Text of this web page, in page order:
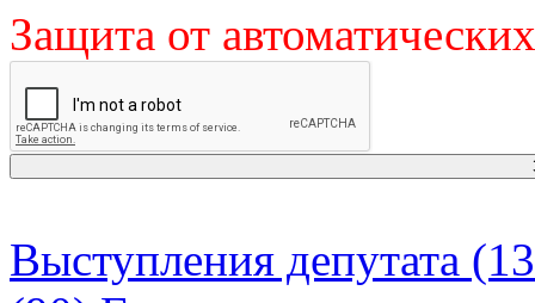
Защита от
Выступления депутата